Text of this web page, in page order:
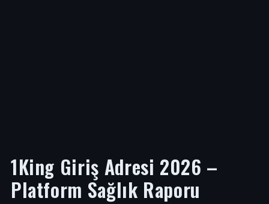
1King Giriş Adresi 2026 –
Platform Sağlık Raporu